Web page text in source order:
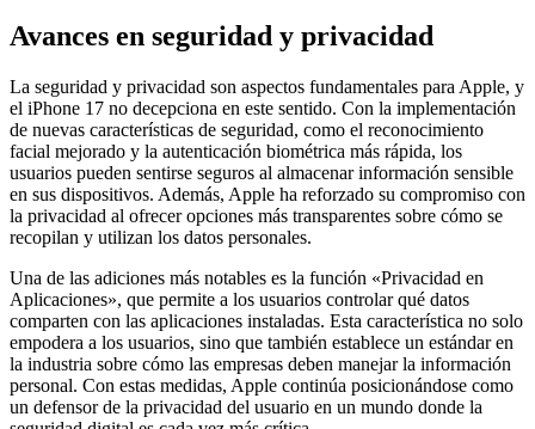
Avances en seguridad y privacidad
La seguridad y privacidad son aspectos fundamentales para Apple, y
el iPhone 17 no decepciona en este sentido. Con la implementación
de nuevas características de seguridad, como el reconocimiento
facial mejorado y la autenticación biométrica más rápida, los
usuarios pueden sentirse seguros al almacenar información sensible
en sus dispositivos. Además, Apple ha reforzado su compromiso con
la privacidad al ofrecer opciones más transparentes sobre cómo se
recopilan y utilizan los datos personales.
Una de las adiciones más notables es la función «Privacidad en
Aplicaciones», que permite a los usuarios controlar qué datos
comparten con las aplicaciones instaladas. Esta característica no solo
empodera a los usuarios, sino que también establece un estándar en
la industria sobre cómo las empresas deben manejar la información
personal. Con estas medidas, Apple continúa posicionándose como
un defensor de la privacidad del usuario en un mundo donde la